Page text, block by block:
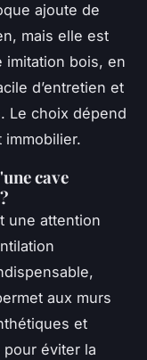
ajoute de
mais elle est
imitation bois, en
d’entretien et
Le choix dépend
cave
une attention
aux murs
et
éviter la